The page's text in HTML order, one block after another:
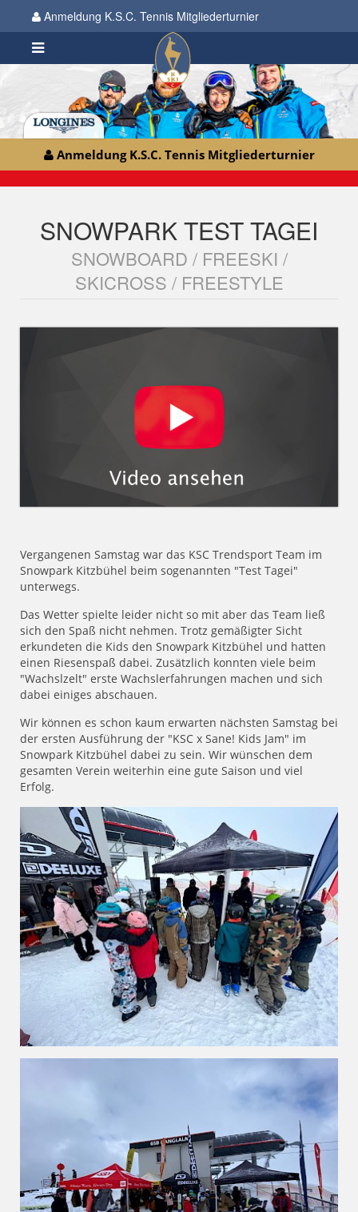
Anmeldung K.S.C. Tennis Mitgliederturnier
Anmeldung K.S.C. Tennis Mitgliederturnier
SNOWPARK TEST TAGEI
SNOWBOARD / FREESKI /
SKICROSS / FREESTYLE
Vergangenen Samstag war das KSC Trendsport Team im
Snowpark Kitzbühel beim sogenannten "Test Tagei"
unterwegs.
Das Wetter spielte leider nicht so mit aber das Team ließ
sich den Spaß nicht nehmen. Trotz gemäßigter Sicht
erkundeten die Kids den Snowpark Kitzbühel und hatten
einen Riesenspaß dabei. Zusätzlich konnten viele beim
"Wachslzelt" erste Wachslerfahrungen machen und sich
dabei einiges abschauen.
Wir können es schon kaum erwarten nächsten Samstag bei
der ersten Ausführung der "KSC x Sane! Kids Jam" im
Snowpark Kitzbühel dabei zu sein. Wir wünschen dem
gesamten Verein weiterhin eine gute Saison und viel
Erfolg.